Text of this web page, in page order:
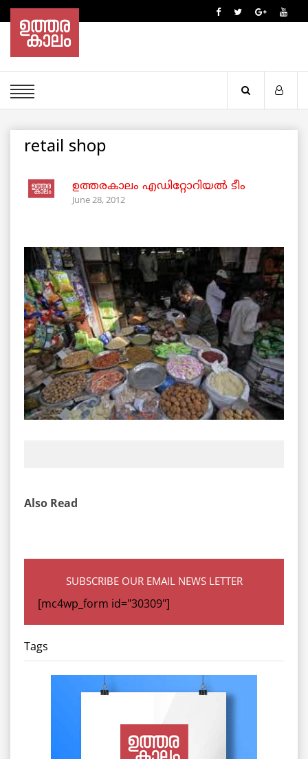
retail shop
ഉത്തരകാലം എഡിറ്റോറിയല്‍ ടീം
June 28, 2012
Also Read
SUBSCRIBE OUR EMAIL NEWS LETTER
[mc4wp_form id="30309"]
Tags